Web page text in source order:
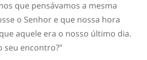
que pensávamos a mesma
o Senhor e que nossa hora
aquele era o nosso último dia.
seu encontro?”